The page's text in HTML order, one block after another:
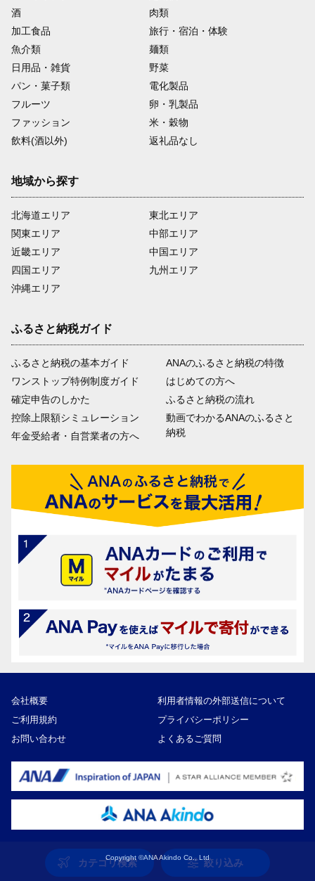
カテゴリ検索 絞り込み
酒
肉類
加工食品
旅行・宿泊・体験
魚介類
麺類
日用品・雑貨
野菜
パン・菓子類
電化製品
フルーツ
卵・乳製品
ファッション
米・穀物
飲料(酒以外)
返礼品なし
地域から探す
北海道エリア
関東エリア
近畿エリア
四国エリア
沖縄エリア
東北エリア
中部エリア
中国エリア
九州エリア
ふるさと納税ガイド
ふるさと納税の基本ガイド
ワンストップ特例制度ガイド
確定申告のしかた
控除上限額シミュレーション
年金受給者・自営業者の方へ
ANAのふるさと納税の特徴
はじめての方へ
ふるさと納税の流れ
動画でわかるANAのふるさと
納税
会社概要
利用者情報の外部送信について
ご利用規約
プライバシーポリシー
お問い合わせ
よくあるご質問
Copyright ©ANA Akindo Co., Ltd